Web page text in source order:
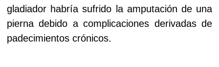
gladiador habría sufrido la amputación de una
pierna debido a complicaciones derivadas de
padecimientos crónicos.